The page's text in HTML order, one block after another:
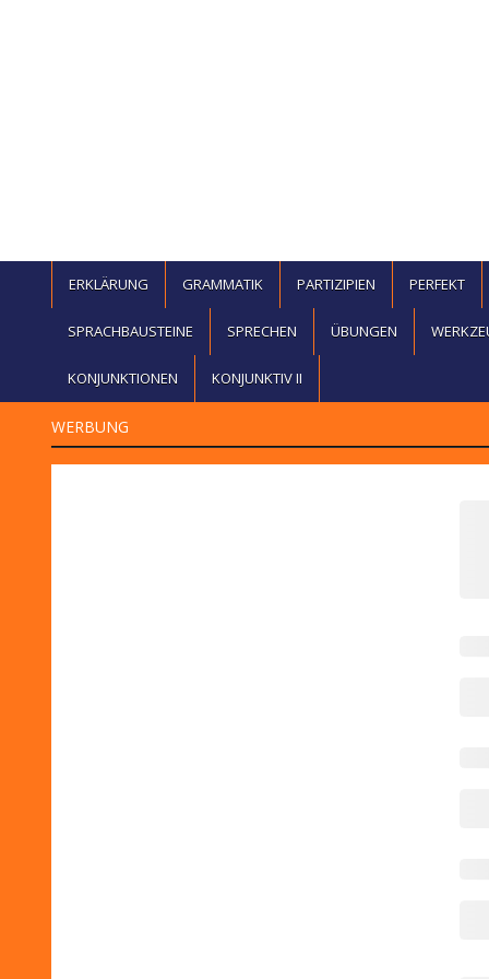
ERKLÄRUNG GRAMMATIK PARTIZIPIEN PERFEKT
SPRACHBAUSTEINE SPRECHEN ÜBUNGEN
KONJUNKTIONEN KONJUNKTIV II
WERBUNG